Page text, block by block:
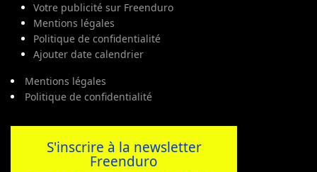
Votre publicité sur Freenduro
Mentions légales
Politique de confidentialité
Ajouter date calendrier
Mentions légales
Politique de confidentialité
S'inscrire à la newsletter
Freenduro